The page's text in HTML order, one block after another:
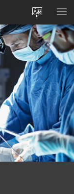
更
改
網
站
語
言
顯
示
選
單